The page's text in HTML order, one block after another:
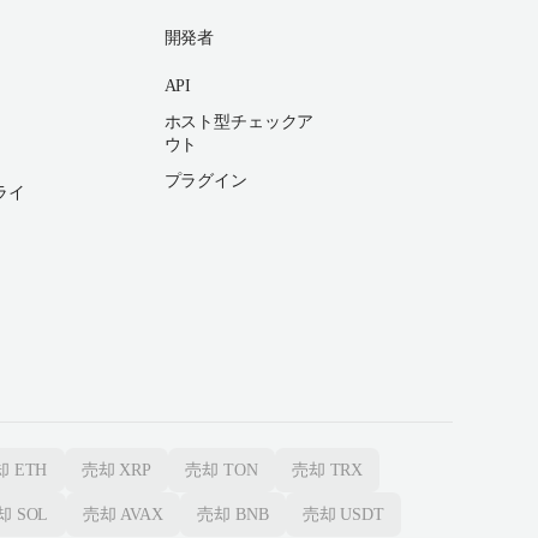
イ
開発者
API
ホスト型チェックア
ウト
プラグイン
ETH 売却 XRP 売却 TON 売却 TRX
SOL 売却 AVAX 売却 BNB 売却 USDT